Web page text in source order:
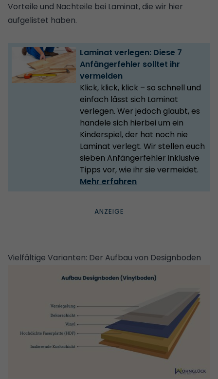
Vorteile und Nachteile bei Laminat, die wir hier
aufgelistet haben.
Laminat verlegen: Diese 7
Anfängerfehler solltet ihr
vermeiden
Klick, klick, klick – so schnell und
einfach lässt sich Laminat
verlegen. Wer jedoch glaubt, es
handele sich hierbei um ein
Kinderspiel, der hat noch nie
Laminat verlegt. Wir stellen euch
sieben Anfängerfehler inklusive
Tipps vor, wie ihr sie vermeidet.
Mehr erfahren
Vielfältige Varianten: Der Aufbau von Designboden